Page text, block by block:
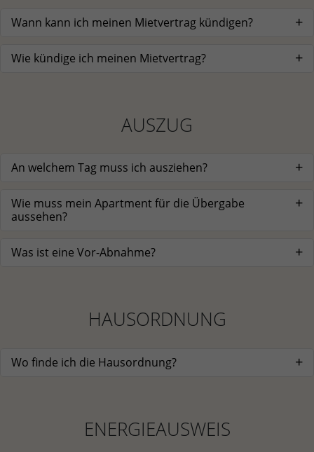
Wann kann ich meinen Mietvertrag kündigen?
Wie kündige ich meinen Mietvertrag?
AUSZUG
An welchem Tag muss ich ausziehen?
Wie muss mein Apartment für die Übergabe
aussehen?
Was ist eine Vor-Abnahme?
HAUSORDNUNG
Wo finde ich die Hausordnung?
ENERGIEAUSWEIS